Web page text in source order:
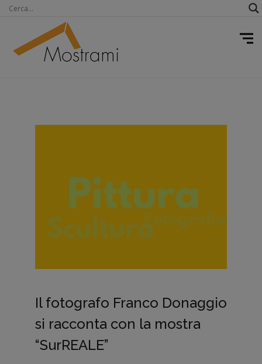
Il fotografo Franco Donaggio
si racconta con la mostra
“SurREALE”